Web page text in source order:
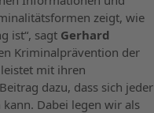
zeigt, wie
ist“, sagt Gerhard
Kriminalprävention der
mit ihren
dazu, dass sich jeder
Dabei legen wir als